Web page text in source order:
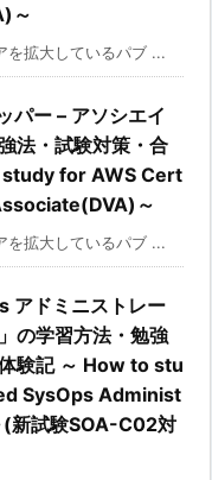
～
を拡大しているパブ ...
パー – アソシエイ
法・試験対策・合
study for AWS Cert
～
を拡大しているパブ ...
アドミニストレー
の学習方法・勉強
験記 ～ How to stu
SysOps Administ
新試験SOA-C02対